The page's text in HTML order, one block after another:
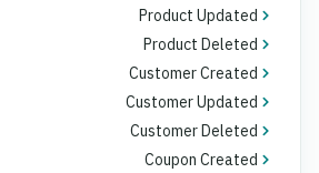
Product Updated
Product Deleted
Customer Created
Customer Updated
Customer Deleted
Coupon Created